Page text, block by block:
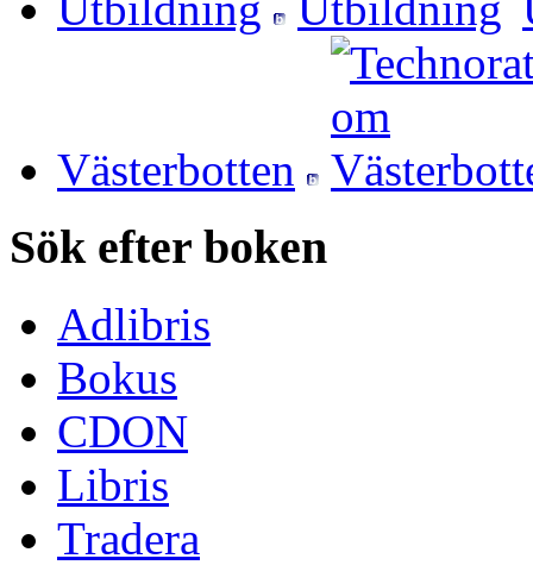
Västerbotten
Sök efter boken
Adlibris
Bokus
CDON
Libris
Tradera